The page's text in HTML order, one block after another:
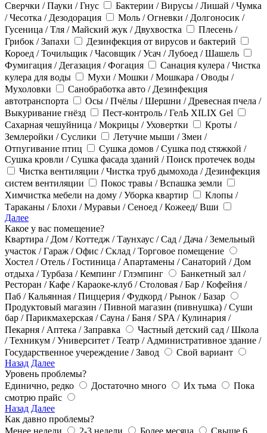
Сверчки / Пауки / Гнус
Бактерии / Вирусы / Лишай / Чумка
/ Чесотка / Дезодорация
Моль / Огневки / Долгоносик /
Гусеница / Тля / Майский жук / Двухвостка
Плесень /
Грибок / Запахи
Дезинфекция от вирусов и бактерий
Короед / Точильщик / Часовщик / Усач / Лубоед / Шашель
Фумигация / Дегазация / Фогация
Санация кулера / Чистка
кулера для воды
Мухи / Мошки / Мошкара / Оводы /
Мухоловки
Санобработка авто / Дезинфекция
автотранспорта
Осы / Пчёлы / Шершни / Древесная пчела /
Выкуривание гнёзд
Пест-контроль / ГелЬ XILIX Gel
Сахарная чешуйница / Мокрицы / Уховертки
Кроты /
Землеройки / Суслики
Летучие мыши / Змеи /
Отпугивание птиц
Сушка домов / Сушка под стяжкой /
Сушка кровли / Сушка фасада зданий / Поиск протечек воды
Чистка вентиляции / Чистка труб дымохода / Дезинфекция
систем вентиляции
Покос травы / Вспашка земли
Химчистка мебели на дому / Уборка квартир
Клопы /
Тараканы / Блохи / Муравьи / Сеноед / Кожеед/ Вши
Далее
Какое у вас помещение?
Квартира / Дом / Коттедж / Таунхаус / Сад / Дача / Земельный
участок / Гараж / Офис / Склад / Торговое помещение
Хостел / Отель / Гостиница / Апартамены / Санаторий / Дом
отдыха / Турбаза / Кемпинг / Глэмпинг
Банкетный зал /
Ресторан / Кафе / Караоке-клуб / Столовая / Бар / Кофейня /
Паб / Кальянная / Пиццерия / Фудкорд / Рынок / Базар
Продуктовый магазин / Пивной магазин (пивнушка) / Суши
бар / Парикмахерская / Сауна / Баня / SPA / Кулинария /
Пекарня / Аптека / Заправка
Частный детский сад / Школа
/ Техникум / Университет / Театр / Административное здание /
Государственное учереждение / Завод
Свой вариант
Назад Далее
Уровень проблемы?
Единично, редко
Достаточно много Их тьма
Пока
смотрю прайс
Назад Далее
Как давно проблемы?